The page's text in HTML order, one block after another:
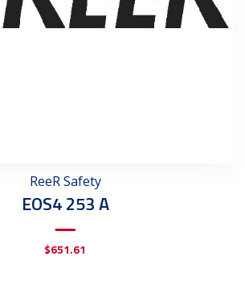
ReeR Safety
EOS4 253 A
$651.61